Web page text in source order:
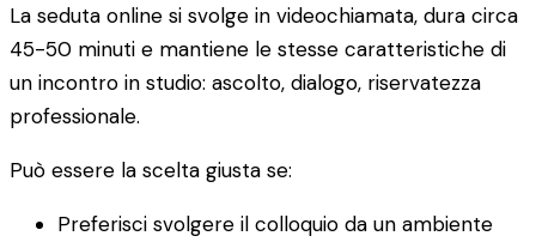
La seduta online si svolge in videochiamata, dura circa
45-50 minuti e mantiene le stesse caratteristiche di
un incontro in studio: ascolto, dialogo, riservatezza
professionale.
Può essere la scelta giusta se:
Preferisci svolgere il colloquio da un ambiente